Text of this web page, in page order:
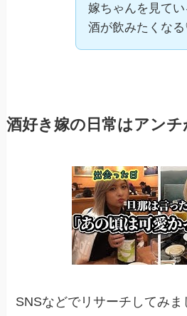
嫁ちゃんを見て
酒が飲みたくな
酒好き嫁の日常はアンチ
SNSなどでリサーチしてみま